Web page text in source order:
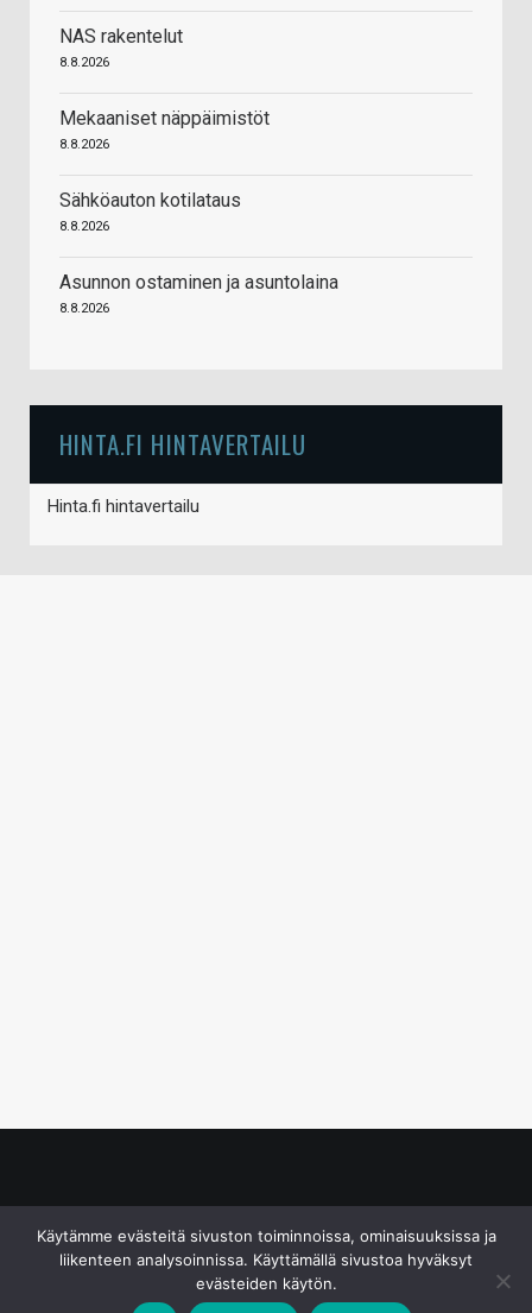
NAS rakentelut
8.8.2026
Mekaaniset näppäimistöt
8.8.2026
Sähköauton kotilataus
8.8.2026
Asunnon ostaminen ja asuntolaina
8.8.2026
HINTA.FI HINTAVERTAILU
Hinta.fi hintavertailu
Käytämme evästeitä sivuston toiminnoissa, ominaisuuksissa ja
liikenteen analysoinnissa. Käyttämällä sivustoa hyväksyt
evästeiden käytön.